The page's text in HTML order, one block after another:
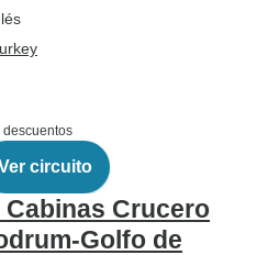
circuito
Cabinas Crucero
Golfo de